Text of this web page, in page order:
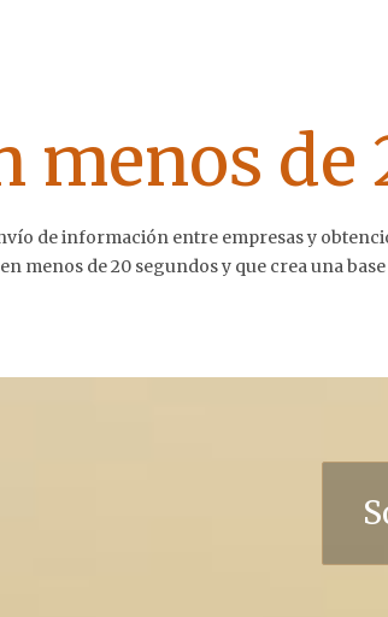
de
de información entre empresas y
menos de 20 segundos y que crea una